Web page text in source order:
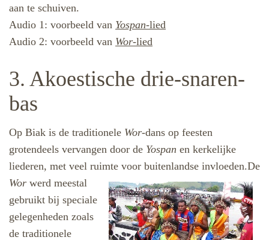
aan te schuiven.
Audio 1: voorbeeld van Yospan-lied
Audio 2: voorbeeld van Wor-lied
3. Akoestische drie-snaren-
bas
Op Biak is de traditionele Wor-dans op feesten
grotendeels vervangen door de Yospan en kerkelijke
liederen, met veel ruimte voor buitenlandse invloeden.De
Wor werd meestal
gebruikt bij speciale
gelegenheden zoals
de traditionele